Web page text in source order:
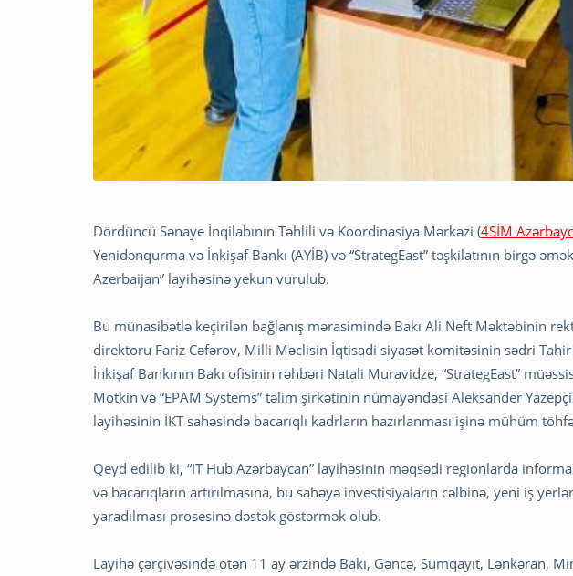
Dördüncü Sənaye İnqilabının Təhlili və Koordinasiya Mərkəzi (4SİM
Yenidənqurma və İnkişaf Bankı (AYİB) və “StrategEast” təşkilatının birgə
Azerbaijan” layihəsinə yekun vurulub.
Bu münasibətlə keçirilən bağlanış mərasimində Bakı Ali Neft Məktəbinin
direktoru Fariz Cəfərov, Milli Məclisin İqtisadi siyasət komitəsinin sədri
İnkişaf Bankının Bakı ofisinin rəhbəri Natali Muravidze, “StrategEast”
Motkin və “EPAM Systems” təlim şirkətinin nümayəndəsi Aleksander
layihəsinin İKT sahəsində bacarıqlı kadrların hazırlanması işinə mühüm
Qeyd edilib ki, “IT Hub Azərbaycan” layihəsinin məqsədi regionlarda
və bacarıqların artırılmasına, bu sahəyə investisiyaların cəlbinə, yeni iş
yaradılması prosesinə dəstək göstərmək olub.
Layihə çərçivəsində ötən 11 ay ərzində Bakı, Gəncə, Sumqayıt, Lənkəran,